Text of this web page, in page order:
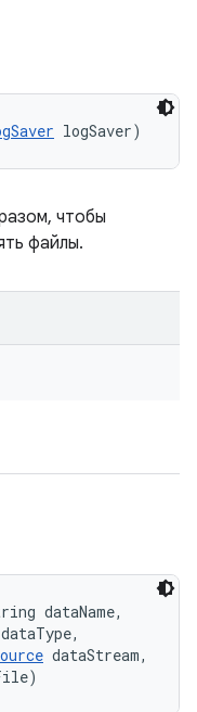
logSaver)
чтобы
файлы.
dataName,
dataType,
dataStream,